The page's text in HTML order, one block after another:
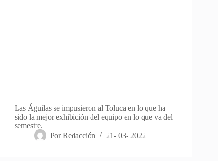
Las Águilas se impusieron al Toluca en lo que ha
sido la mejor exhibición del equipo en lo que va del
semestre.
Por Redacción 21- 03- 2022